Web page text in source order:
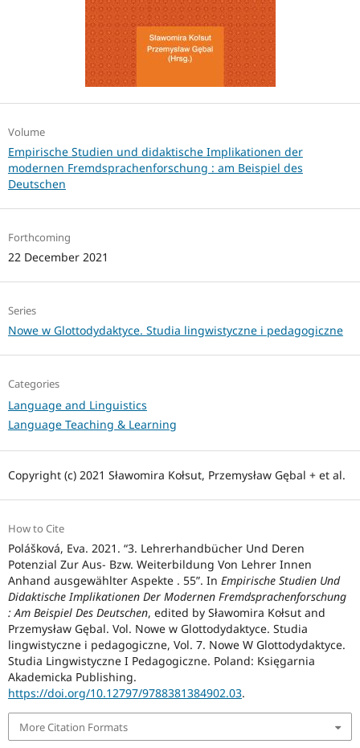
Volume
Empirische Studien und didaktische Implikationen der
modernen Fremdsprachenforschung : am Beispiel des
Deutschen
Forthcoming
22 December 2021
Series
Nowe w Glottodydaktyce. Studia lingwistyczne i pedagogiczne
Categories
Language and Linguistics
Language Teaching & Learning
Copyright (c) 2021 Sławomira Kołsut, Przemysław Gębal + et al.
How to Cite
Polášková, Eva. 2021. “3. Lehrerhandbücher Und Deren
Potenzial Zur Aus- Bzw. Weiterbildung Von Lehrer Innen
Anhand ausgewählter Aspekte . 55”. In Empirische Studien Und
Didaktische Implikationen Der Modernen Fremdsprachenforschung
: Am Beispiel Des Deutschen, edited by Sławomira Kołsut and
Przemysław Gębal. Vol. Nowe w Glottodydaktyce. Studia
lingwistyczne i pedagogiczne, Vol. 7. Nowe W Glottodydaktyce.
Studia Lingwistyczne I Pedagogiczne. Poland: Księgarnia
Akademicka Publishing.
https://doi.org/10.12797/9788381384902.03.
More Citation Formats